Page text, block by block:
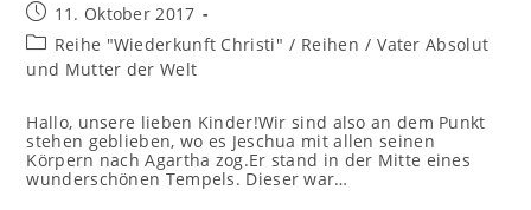
Beitrag
veröffentlicht:
11. Oktober 2017
Beitrags-
Kategorie:
Reihe "Wiederkunft Christi" / Reihen / Vater Absolut
und Mutter der Welt
Hallo, unsere lieben Kinder!Wir sind also an dem Punkt
stehen geblieben, wo es Jeschua mit allen seinen
Körpern nach Agartha zog.Er stand in der Mitte eines
wunderschönen Tempels. Dieser war…